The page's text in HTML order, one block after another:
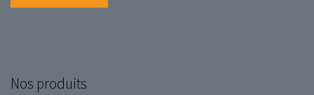
Nos produits